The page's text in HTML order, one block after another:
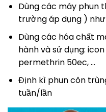
Dùng các máy phun
trường áp dụng ) như
Dùng các hóa chất
hành và sử dụng:
permethrin 50ec, …
Định kì phun côn
tuần/lần